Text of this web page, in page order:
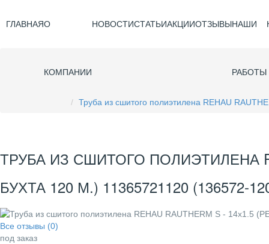
ГЛАВНАЯО
КОМПАНИИ
НОВОСТИСТАТЬИАКЦИИОТЗЫВЫНАШИ
РАБОТЫ
Труба из сшитого полиэтилена REHAU
ТРУБА ИЗ СШИТОГО ПОЛИЭТИЛЕНА
БУХТА 120 М.) 11365721120 (136572-
Все отзывы (0)
под заказ